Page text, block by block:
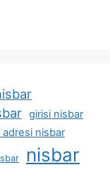
girisi nisbar
nisbar
nisbar